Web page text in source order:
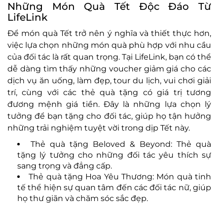
Những Món Quà Tết Độc Đáo Từ
LifeLink
Để món quà Tết trở nên ý nghĩa và thiết thực hơn,
việc lựa chọn những món quà phù hợp với nhu cầu
của đối tác là rất quan trọng. Tại LifeLink, bạn có thể
dễ dàng tìm thấy những voucher giảm giá cho các
dịch vụ ăn uống, làm đẹp, tour du lịch, vui chơi giải
trí, cùng với các thẻ quà tặng có giá trị tương
đương mệnh giá tiền. Đây là những lựa chọn lý
tưởng để bạn tặng cho đối tác, giúp họ tận hưởng
những trải nghiệm tuyệt vời trong dịp Tết này.
Thẻ quà tặng Beloved & Beyond: Thẻ quà
tặng lý tưởng cho những đối tác yêu thích sự
sang trọng và đẳng cấp.
Thẻ quà tặng Hoa Yêu Thương: Món quà tinh
tế thể hiện sự quan tâm đến các đối tác nữ, giúp
họ thư giãn và chăm sóc sắc đẹp.